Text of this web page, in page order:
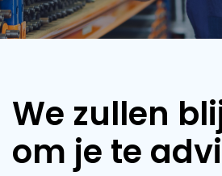
We zullen
om je te